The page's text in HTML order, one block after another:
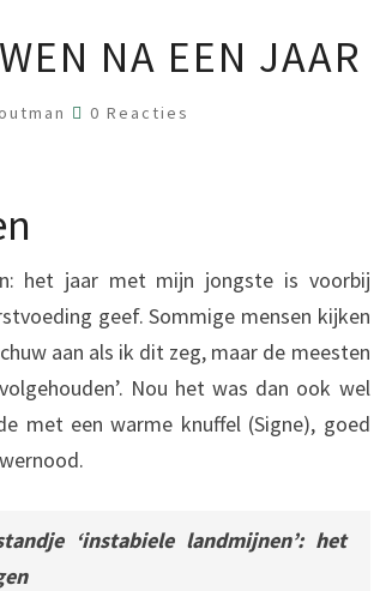
NA EEN JAAR
R
0 Reacties
het jaar met mijn jongste is voorbij
geef. Sommige mensen kijken
aan als ik dit zeg, maar de meesten
Nou het was dan ook wel
met een warme knuffel (Signe), goed
‘instabiele landmijnen’: het